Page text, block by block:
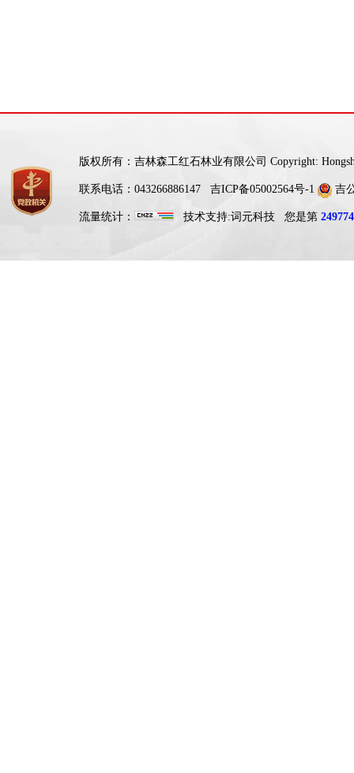
版权所有：吉林森工红石林业有限公司 Copyright:
联系电话：043266886147 吉ICP备05002564号-1 吉
流量统计： 技术支持:词元科技 您是第